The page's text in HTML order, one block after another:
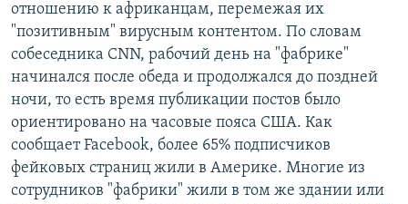
отношению к африканцам, перемежая их
"позитивным" вирусным контентом. По словам
собеседника CNN, рабочий день на "фабрике"
начинался после обеда и продолжался до поздней
ночи, то есть время публикации постов было
ориентировано на часовые пояса США. Как
сообщает Facebook, более 65% подписчиков
фейковых страниц жили в Америке. Многие из
сотрудников "фабрики" жили в том же здании или